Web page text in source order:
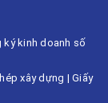
ký kinh doanh số
xây dựng | Giấy